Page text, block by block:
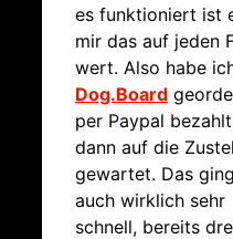
es funktioniert ist
mir das auf jeden
wert. Also habe
Dog.Board
per Paypal
dann auf die
gewartet. Das ging
auch wirklich sehr
schnell, bereits